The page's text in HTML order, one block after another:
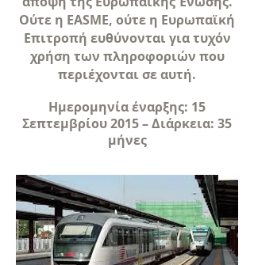
Ούτε η EASME, ούτε η Ευρωπαϊκή
Επιτροπή ευθύνονται για τυχόν
χρήση των πληροφοριών που
περιέχονται σε αυτή.
Ημερομηνία έναρξης: 15
Σεπτεμβρίου 2015 – Διάρκεια: 35
μήνες